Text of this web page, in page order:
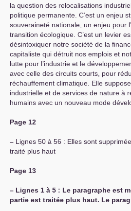
la question des relocalisations
politique permanente. C’est un enjeu
souveraineté nationale, un enjeu pour
transition écologique. C’est un levier
désintoxiquer notre société de la
capitaliste qui détruit nos emplois et
lutte pour l’industrie et le
avec celle des circuits courts, pour
réchauffement climatique. Elle
industrielle et de services de nature à
humains avec un nouveau mode
Page 12
– Lignes 50 à 56 : Elles sont
traité plus haut
Page 13
– Lignes 1 à 5 : Le paragraphe est
partie est traitée plus haut. Le